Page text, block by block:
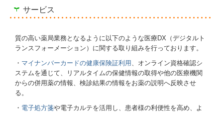
サービス
質の高い薬局業務となるように以下のような医療DX（デジタルト
ランスフォーメーション）に関する取り組みを行っております。
・ マイナンバーカードの健康保険証利用 、オンライン資格確認シ
ステムを通じて、リアルタイムの保健情報の取得や他の医療機関
からの併用薬の情報、検診結果の情報をお薬の説明へ反映させ
る。
・ 電子処方箋や電子カルテを活用し、患者様の利便性を高め、よ